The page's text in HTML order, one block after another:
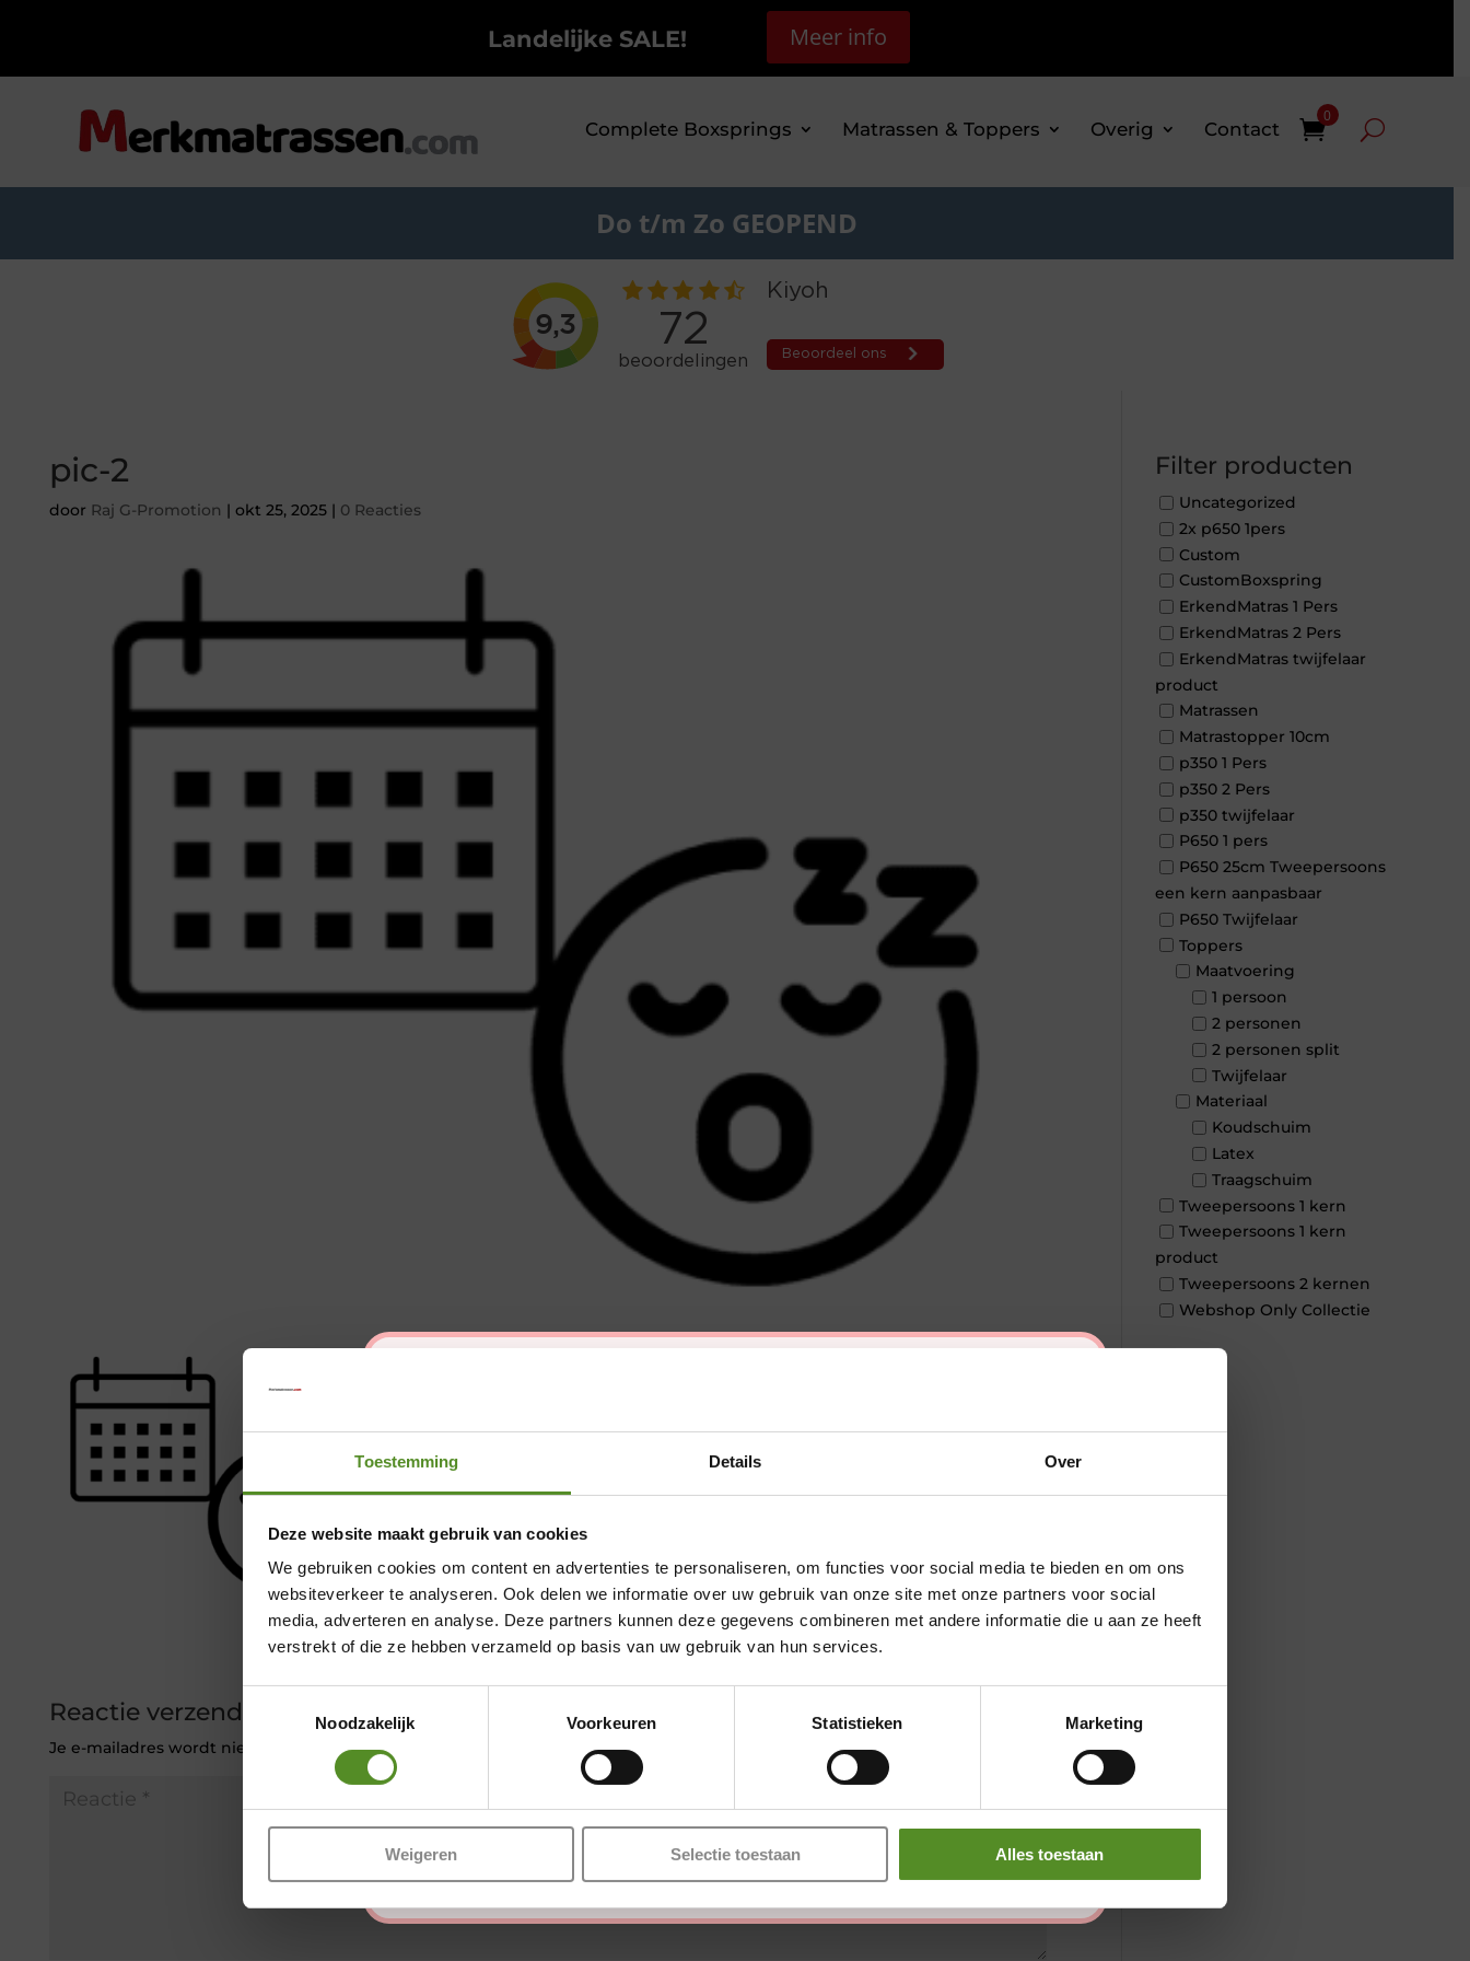
Toestemming Details Over
Deze website maakt gebruik van cookies
We gebruiken cookies om content en advertenties te personaliseren, om functies voor social media te bieden en om ons
websiteverkeer te analyseren. Ook delen we informatie over uw gebruik van onze site met onze partners voor social
media, adverteren en analyse. Deze partners kunnen deze gegevens combineren met andere informatie die u aan ze heeft
verstrekt of die ze hebben verzameld op basis van uw gebruik van hun services.
Noodzakelijk
Voorkeuren Statistieken Marketing
Weigeren Selectie toestaan Alles toestaan
Landelijke SALE! Meer info
Complete Boxsprings Matrassen & Toppers Overig Contact
0
Do t/m Zo GEOPEND
pic-2
door Raj G-Promotion | okt 25, 2025| 0 Reacties
Reactie verzenden
Je e-mailadres wordt niet gepubliceerd. Vereiste velden zijn gemarkeerd met
Filter producten
Uncategorized
2x p650 1pers
Custom
CustomBoxspring
ErkendMatras 1 Pers
ErkendMatras 2 Pers
ErkendMatras twijfelaar
product
Matrassen
Matrastopper 10cm
p350 1 Pers
p350 2 Pers
p350 twijfelaar
P650 1 pers
P650 25cm Tweepersoons
een kern aanpasbaar
P650 Twijfelaar
Toppers
Maatvoering
1 persoon
2 personen
2 personen split
Twijfelaar
Materiaal
Koudschuim
Latex
Traagschuim
Tweepersoons 1 kern
Tweepersoons 1 kern
product
Tweepersoons 2 kernen
Webshop Only Collectie
Showroom Breda
Donderdag 12:00 – 17:00
Vrijdag 12:00 – 17:00
Zaterdag 12:00 – 17:00
Zondag 12:00 – 17:00